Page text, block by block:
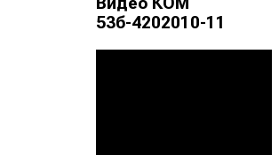
53б-4202010-11